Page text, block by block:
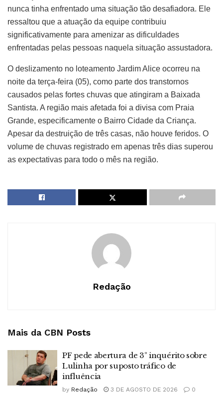
nunca tinha enfrentado uma situação tão desafiadora. Ele
ressaltou que a atuação da equipe contribuiu
significativamente para amenizar as dificuldades
enfrentadas pelas pessoas naquela situação assustadora.
O deslizamento no loteamento Jardim Alice ocorreu na
noite da terça-feira (05), como parte dos transtornos
causados pelas fortes chuvas que atingiram a Baixada
Santista. A região mais afetada foi a divisa com Praia
Grande, especificamente o Bairro Cidade da Criança.
Apesar da destruição de três casas, não houve feridos. O
volume de chuvas registrado em apenas três dias superou
as expectativas para todo o mês na região.
Redação
Mais da CBN Posts
PF pede abertura de 3º inquérito sobre
Lulinha por suposto tráfico de
influência
by Redação 3 DE AGOSTO DE 2026 0